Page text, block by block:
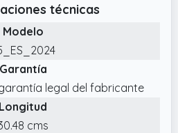
1–6 personas · A partir
horas de juego. Perfecto
con amigos y familia,
o para cualquiera que
desde casa: con
técnicas
Modelo
Garantía
legal del fabricante
Longitud
cms